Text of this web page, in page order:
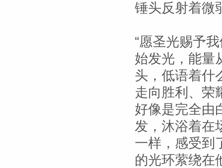
锤头反射着微
“愿圣光赐予
始发光，能量
头，低语着什
走向胜利、荣
好像是完全由
发，沐浴着在
一样，感受到
的光环萦绕在